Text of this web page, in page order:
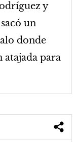
y
un
donde
atajada para